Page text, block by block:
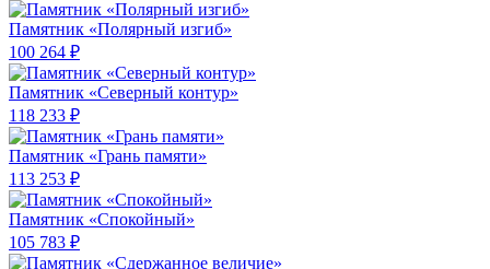
Памятник «Полярный изгиб»
100 264 ₽
Памятник «Северный контур»
118 233 ₽
Памятник «Грань памяти»
113 253 ₽
Памятник «Спокойный»
105 783 ₽